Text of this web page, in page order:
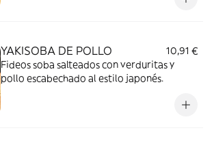
YAKISOBA DE POLLO
10,91 €
Fideos soba salteados con verduritas y
pollo escabechado al estilo japonés.